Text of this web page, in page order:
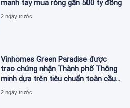
mạnh tay mua ròng gần 500 tỷ đồng
2 ngày trước
Vinhomes Green Paradise được
trao chứng nhận Thành phố Thông
minh dựa trên tiêu chuẩn toàn cầu
ISO 37122
2 ngày trước